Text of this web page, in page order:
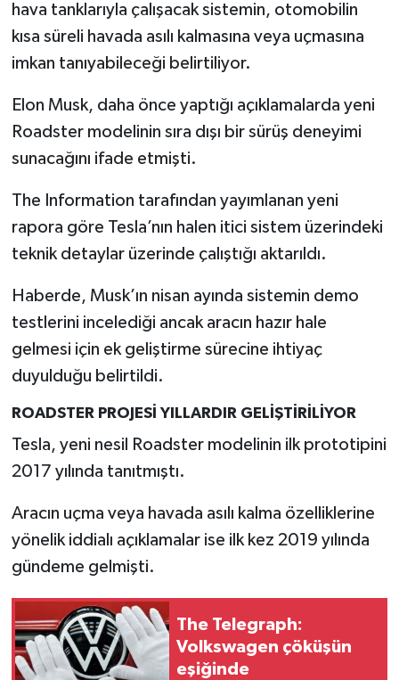
hava tanklarıyla çalışacak sistemin, otomobilin
kısa süreli havada asılı kalmasına veya uçmasına
imkan tanıyabileceği belirtiliyor.
Elon Musk, daha önce yaptığı açıklamalarda yeni
Roadster modelinin sıra dışı bir sürüş deneyimi
sunacağını ifade etmişti.
The Information tarafından yayımlanan yeni
rapora göre Tesla’nın halen itici sistem üzerindeki
teknik detaylar üzerinde çalıştığı aktarıldı.
Haberde, Musk’ın nisan ayında sistemin demo
testlerini incelediği ancak aracın hazır hale
gelmesi için ek geliştirme sürecine ihtiyaç
duyulduğu belirtildi.
ROADSTER PROJESİ YILLARDIR GELİŞTİRİLİYOR
Tesla, yeni nesil Roadster modelinin ilk prototipini
2017 yılında tanıtmıştı.
Aracın uçma veya havada asılı kalma özelliklerine
yönelik iddialı açıklamalar ise ilk kez 2019 yılında
gündeme gelmişti.
The Telegraph:
Volkswagen çöküşün
eşiğinde
Pazarlar
Politika
Resmi İlan
Rüya Tabirleri
Sağlık
Şaphane
Simav
Siyaset
Spor
Teknoloji
Türkiye
Video Galeri
Yaşam
Yemek Tarifleri